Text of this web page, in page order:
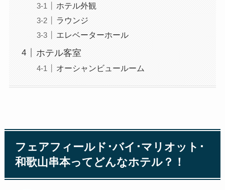
ホテル外観
ラウンジ
エレベーターホール
ホテル客室
オーシャンビュールーム
フェアフィールド･バイ･マリオット･
和歌山串本ってどんなホテル？！